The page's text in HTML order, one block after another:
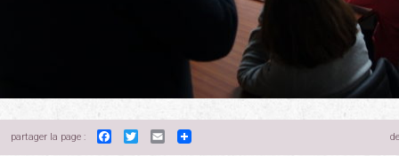
partager la page : Facebook
TwitterEmail